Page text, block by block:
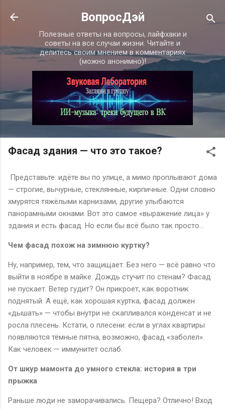
К основному контенту
ВопросДэй
Полезные ответы на вопросы, лайфхаки и
советы на все случаи жизни. Читайте и
делитесь своим мнением в комментариях
(можно анонимно)!
Фасад здания — что это такое?
Представьте: идёте вы по улице, а мимо проплывают дома
— строгие, вычурные, стеклянные, кирпичные. Одни словно
хмурятся тяжёлыми карнизами, другие улыбаются
панорамными окнами. Вот это самое «выражение лица» у
здания и есть фасад. Но если бы всё было так просто…
Чем фасад похож на зимнюю куртку?
Ну, например, тем, что защищает. Без него — всё равно что
выйти в ноябре в майке. Дождь стучит по стенам? Фасад
не пускает. Ветер гудит? Он прикроет, как воротник
поднятый. А ещё, как хорошая куртка, фасад должен
«дышать» — чтобы внутри не скапливался конденсат и не
росла плесень. Кстати, о плесени: если в углах квартиры
появляются тёмные пятна, возможно, фасад «заболел».
Как человек — иммунитет ослаб.
От шкур мамонта до умного стекла: история в три
прыжка
Раньше люди не заморачивались. Пещера? Отлично! Вход